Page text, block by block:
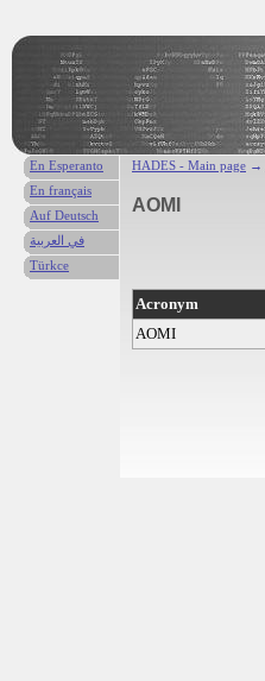
HADES - Main page →
AOMI
Acronym
AOMI
En Esperanto
En français
Auf Deutsch
في العربية
Türkce